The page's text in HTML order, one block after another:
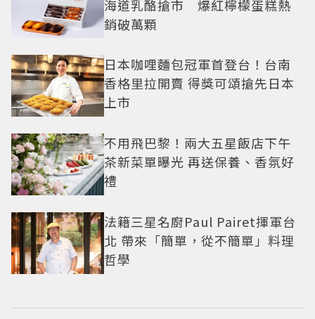
海道乳酪搶市 爆紅檸檬蛋糕熱
銷破萬顆
日本咖哩麵包冠軍首登台！台南
香格里拉開賣 得獎可頌搶先日本
上市
不用飛巴黎！兩大五星飯店下午
茶新菜單曝光 再送保養、香氛好
禮
法籍三星名廚Paul Pairet揮軍台
北 帶來「簡單，從不簡單」料理
哲學